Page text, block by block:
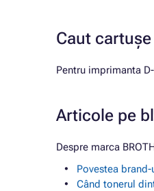
Caut
Pentru imprimanta
Articole pe
Despre marca
Povestea
Când tonerul